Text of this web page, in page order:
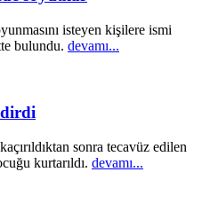
isteyen kişilere ismi
bulundu. devamı...
sonra tecavüz edilen
kurtarıldı. devamı...